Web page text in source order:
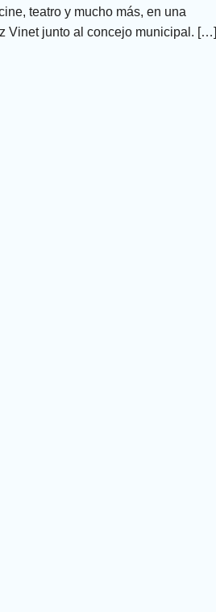
teatro y mucho más, en una
Vinet junto al concejo municipal. […]